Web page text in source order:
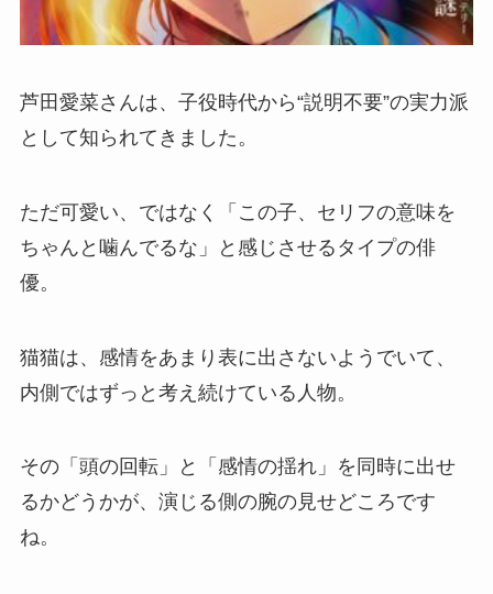
芦田愛菜さんは、子役時代から“説明不要”の実力派
として知られてきました。
ただ可愛い、ではなく「この子、セリフの意味を
ちゃんと噛んでるな」と感じさせるタイプの俳
優。
猫猫は、感情をあまり表に出さないようでいて、
内側ではずっと考え続けている人物。
その「頭の回転」と「感情の揺れ」を同時に出せ
るかどうかが、演じる側の腕の見せどころです
ね。